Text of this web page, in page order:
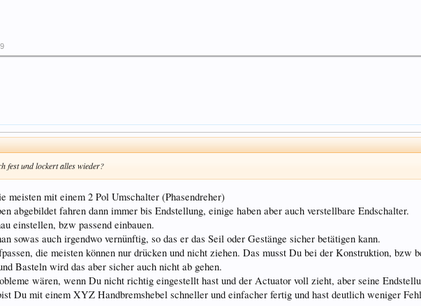
fest und lockert alles wieder?
meisten mit einem 2 Pol Umschalter (Phasendreher)
abgebildet fahren dann immer bis Endstellung, einige haben aber auch verstellbare Endschalter.
einstellen, bzw passend einbauen.
sowas auch irgendwo vernünftig, so das er das Seil oder Gestänge sicher betätigen kann.
die meisten können nur drücken und nicht ziehen. Das musst Du bei der Konstruktion, bzw
Basteln wird das aber sicher auch nicht ab gehen.
wären, wenn Du nicht richtig eingestellt hast und der Actuator voll zieht, aber seine
Du mit einem XYZ Handbremshebel schneller und einfacher fertig und hast deutlich weniger